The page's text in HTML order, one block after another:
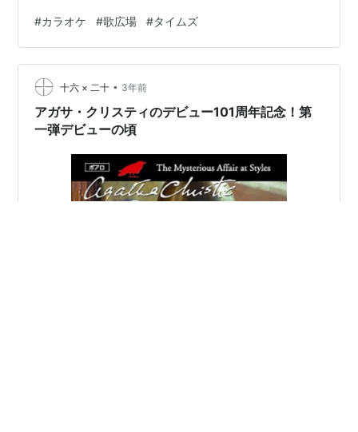
ましょう。 池袋サンシャイン通り１号店より 30分料
金：210円→147円 フリータイム：1400円→980円 安過
ぎるｯ...！ これドリンクバー付きですからね。びっくりで
す。 既にベネフィットステーション等で総額20%引きの
サービスはありますが、総額30%引きは中々あ…
#カラオケ #歌広場 #タイムズ
十六 × 二十 • 3年前
アガサ・クリスティのデビュー101周年記念！第
一弾デビューの頃